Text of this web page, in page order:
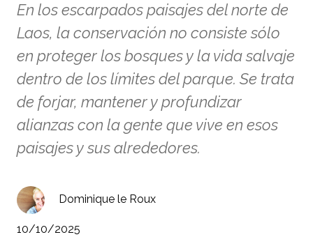
En los escarpados paisajes del norte de
Laos, la conservación no consiste sólo
en proteger los bosques y la vida salvaje
dentro de los límites del parque. Se trata
de forjar, mantener y profundizar
alianzas con la gente que vive en esos
paisajes y sus alrededores.
Dominique le Roux
10/10/2025